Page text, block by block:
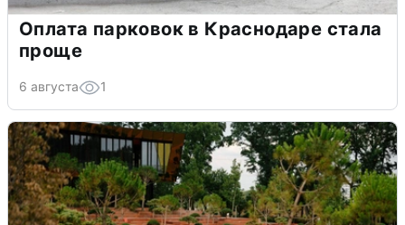
Оплата парковок в Краснодаре стала
проще
6 августа 1